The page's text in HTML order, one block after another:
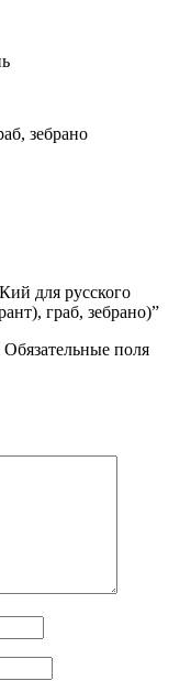
зебрано
для русского
граб, зебрано)”
Обязательные поля